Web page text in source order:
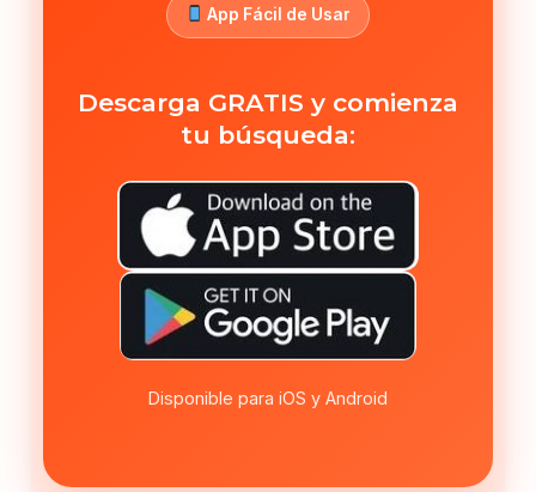
App Fácil de Usar
Descarga GRATIS y comienza
tu búsqueda:
Disponible para iOS y Android